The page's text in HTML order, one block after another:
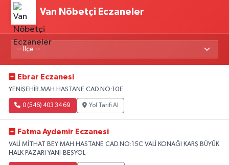
Van Nöbetçi Eczaneler
Ebrar Eczanesi
YENİŞEHİR MAH.HASTANE CAD.NO:10E
0 (546) 403 34 69 Yol Tarifi Al
Fatma Aydemir Eczanesi
VALİ MİTHAT BEY MAH.HASTANE CAD.NO:15C VALİ KONAĞI KARŞ.BÜYÜK
HALK PAZARI YANI-BEŞYOL